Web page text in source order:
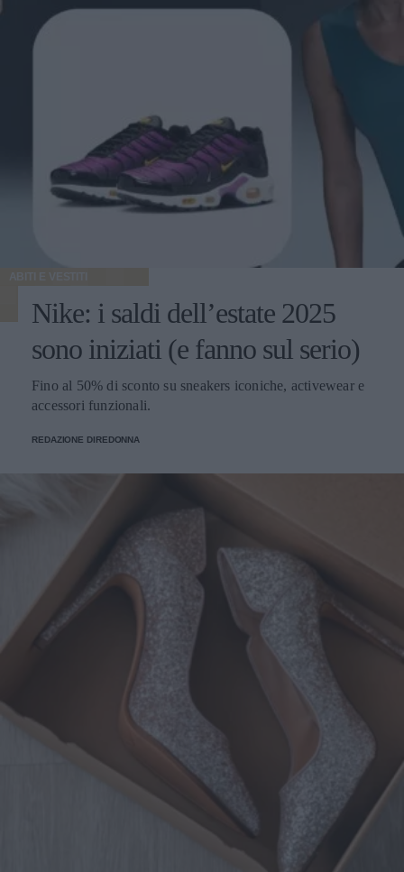
ABITI E VESTITI
Nike: i saldi dell’estate 2025
sono iniziati (e fanno sul serio)
Fino al 50% di sconto su sneakers iconiche, activewear e
accessori funzionali.
REDAZIONE DIREDONNA